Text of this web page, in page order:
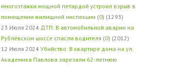
многоэтажки мощной петардой устроил взрыв в
помещении жилищной инспекции (0) (1293)
23 Июля 2024 ДТП: В автомобильной аварии на
Рублёвском шоссе спасли водителя (0) (2012)
12 Июля 2024 Убийство: В квартире дома на ул.
Академика Павлова зарезали 62-летнюю